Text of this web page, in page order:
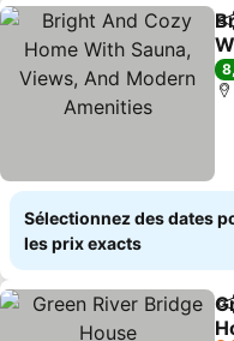
Sélectionnez des dates
les prix exacts